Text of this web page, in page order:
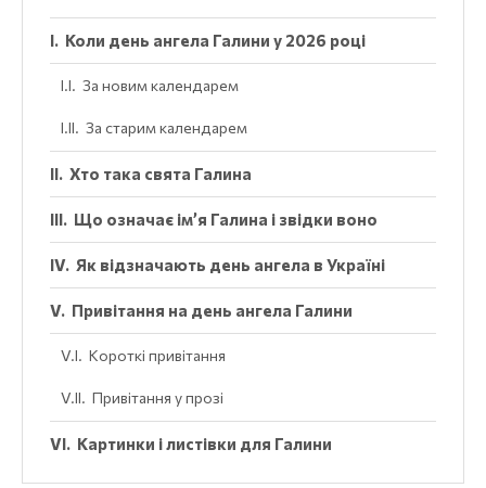
Коли день ангела Галини у 2026 році
За новим календарем
За старим календарем
Хто така свята Галина
Що означає ім’я Галина і звідки воно
Як відзначають день ангела в Україні
Привітання на день ангела Галини
Короткі привітання
Привітання у прозі
Картинки і листівки для Галини